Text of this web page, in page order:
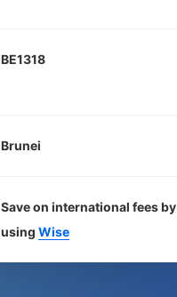
BE1318
Brunei
Save on international fees by
using Wise